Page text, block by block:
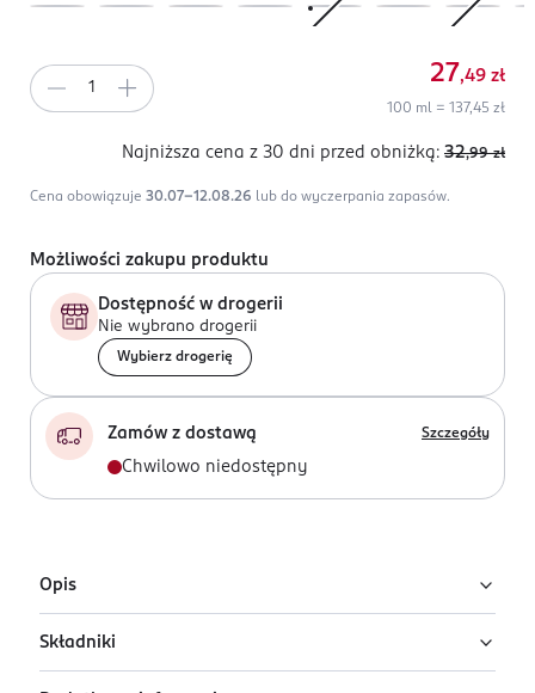
27,49 zł
100 ml = 137,45 zł
Najniższa cena z 30 dni przed obniżką: 32,99 zł
Cena obowiązuje 30.07-12.08.26 lub do wyczerpania zapasów.
Możliwości zakupu produktu
Dostępność w drogerii
Nie wybrano drogerii
Wybierz drogerię
Zamów z dostawą Szczegóły
Chwilowo niedostępny
Opis
Wielofunkcyjny krem BB Missha Perfect Cover w
odcieniu Cool Beige z formułą wzbogaconą o filtr SPF
Składniki